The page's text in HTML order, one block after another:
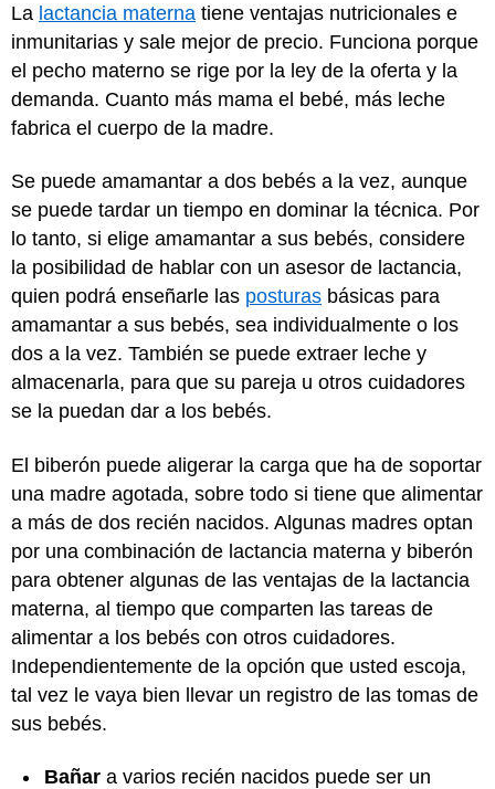
La lactancia materna tiene ventajas nutricionales e
inmunitarias y sale mejor de precio. Funciona porque
el pecho materno se rige por la ley de la oferta y la
demanda. Cuanto más mama el bebé, más leche
fabrica el cuerpo de la madre.
Se puede amamantar a dos bebés a la vez, aunque
se puede tardar un tiempo en dominar la técnica. Por
lo tanto, si elige amamantar a sus bebés, considere
la posibilidad de hablar con un asesor de lactancia,
quien podrá enseñarle las posturas básicas para
amamantar a sus bebés, sea individualmente o los
dos a la vez. También se puede extraer leche y
almacenarla, para que su pareja u otros cuidadores
se la puedan dar a los bebés.
El biberón puede aligerar la carga que ha de soportar
una madre agotada, sobre todo si tiene que alimentar
a más de dos recién nacidos. Algunas madres optan
por una combinación de lactancia materna y biberón
para obtener algunas de las ventajas de la lactancia
materna, al tiempo que comparten las tareas de
alimentar a los bebés con otros cuidadores.
Independientemente de la opción que usted escoja,
tal vez le vaya bien llevar un registro de las tomas de
sus bebés.
Bañar a varios recién nacidos puede ser un